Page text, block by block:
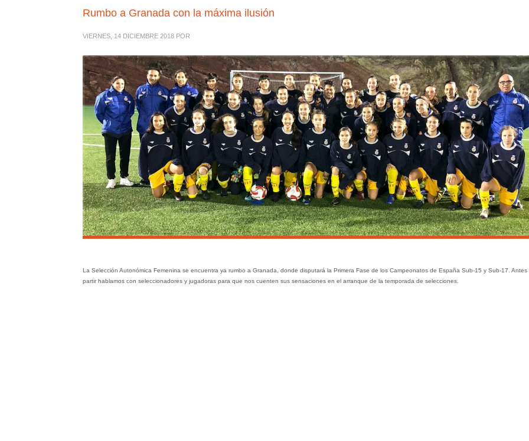
Rumbo a Granada con la máxima ilusión
VIERNES, 14 DICIEMBRE 2018 POR
La Selección Autonómica Femenina se encuentra ya rumbo a Granada, donde disputará la Primera Fase de los Campeonatos de España Sub-15 y Sub-17. Antes
partir hablamos con seleccionadores y jugadoras para que nos cuenten sus sensaciones en el arranque de la temporada de selecciones.